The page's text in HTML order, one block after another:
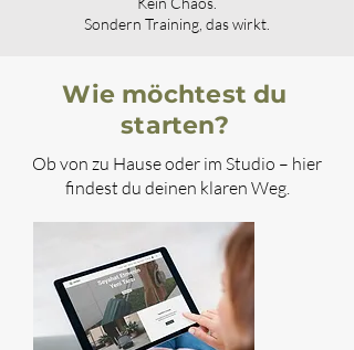
Sondern Training, das wirkt.
Wie möchtest du
starten?
Ob von zu Hause oder im Studio – hier
findest du deinen klaren Weg.